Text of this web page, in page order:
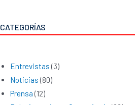
CATEGORÍAS
Entrevistas (3)
Noticias (80)
Prensa (12)